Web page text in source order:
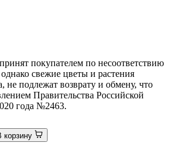
покупателем по несоответствию
однако свежие цветы и растения
не подлежат возврату и обмену, что
Правительства Российской
года №2463.
корзину